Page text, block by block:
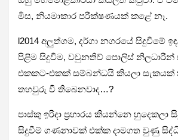
මිස, නිය­මා­කාර පරී­ක්ෂ­ණ­යක් කළේ නෑ.
l2014 අලු­ත්ගම, දර්ගා නග­රයේ සිදු­වීමේ
පිළිම සිදු­වීම, වවු­න­තිව් පොලිස් නිල­ධා­රීන්
එක­කට-එකක් සම්බ­න්ධයි කියලා සැක­යක්
තහ­වුරු වී තිබෙ­න­වාද…?
පාස්කු ඉරිදා ප්‍රහා­රය කියන්නෙ හුදෙ­කලා
සිදු­වීම් ගණ­නා­වක් එක්ක දාම­ගත වුණු